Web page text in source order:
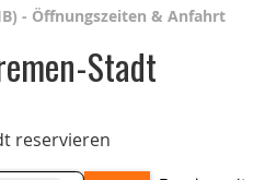
- Öffnungszeiten & Anfahrt
Stadt
reservieren